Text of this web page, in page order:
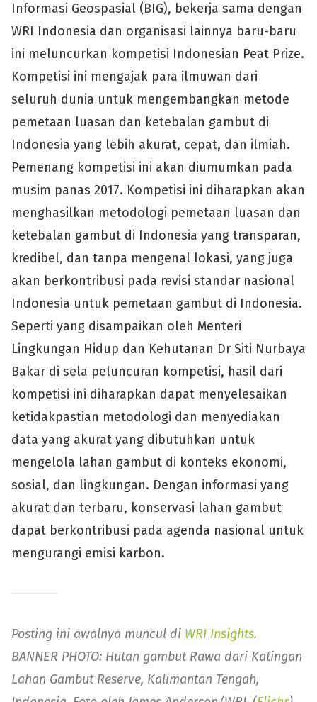
Informasi Geospasial (BIG), bekerja sama dengan
WRI Indonesia dan organisasi lainnya baru-baru
ini meluncurkan kompetisi Indonesian Peat Prize.
Kompetisi ini mengajak para ilmuwan dari
seluruh dunia untuk mengembangkan metode
pemetaan luasan dan ketebalan gambut di
Indonesia yang lebih akurat, cepat, dan ilmiah.
Pemenang kompetisi ini akan diumumkan pada
musim panas 2017. Kompetisi ini diharapkan akan
menghasilkan metodologi pemetaan luasan dan
ketebalan gambut di Indonesia yang transparan,
kredibel, dan tanpa mengenal lokasi, yang juga
akan berkontribusi pada revisi standar nasional
Indonesia untuk pemetaan gambut di Indonesia.
Seperti yang disampaikan oleh Menteri
Lingkungan Hidup dan Kehutanan Dr Siti Nurbaya
Bakar di sela peluncuran kompetisi, hasil dari
kompetisi ini diharapkan dapat menyelesaikan
ketidakpastian metodologi dan menyediakan
data yang akurat yang dibutuhkan untuk
mengelola lahan gambut di konteks ekonomi,
sosial, dan lingkungan. Dengan informasi yang
akurat dan terbaru, konservasi lahan gambut
dapat berkontribusi pada agenda nasional untuk
mengurangi emisi karbon.
Posting ini awalnya muncul di WRI Insights.
BANNER PHOTO: Hutan gambut Rawa dari Katingan
Lahan Gambut Reserve, Kalimantan Tengah,